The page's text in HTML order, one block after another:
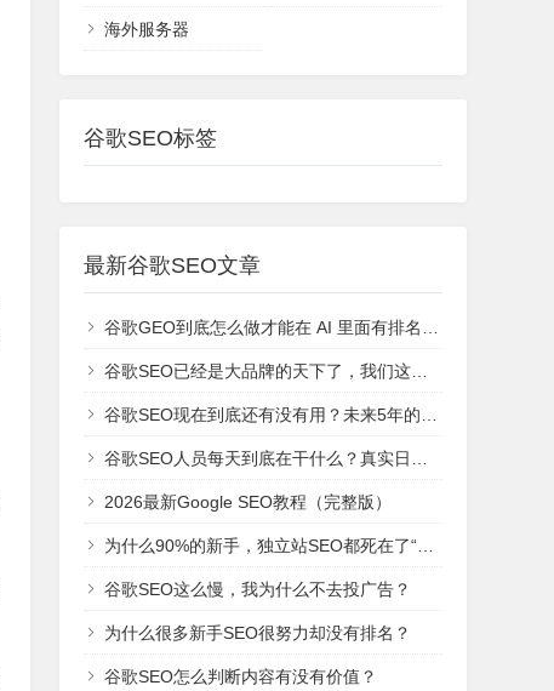
海外服务器
谷歌SEO标签
最新谷歌SEO文章
谷歌GEO到底怎么做才能在 AI 里面有排名或者能够被引用？
谷歌SEO已经是大品牌的天下了，我们这些新网站还有机会吗？
谷歌SEO现在到底还有没有用？未来5年的趋势是什么？
谷歌SEO人员每天到底在干什么？真实日常工作！
2026最新Google SEO教程（完整版）
为什么90%的新手，独立站SEO都死在了“建站期”？
谷歌SEO这么慢，我为什么不去投广告？
为什么很多新手SEO很努力却没有排名？
谷歌SEO怎么判断内容有没有价值？